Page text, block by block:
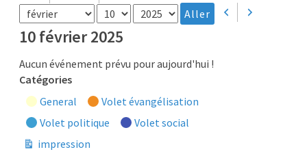
Mois
Jour Année Précédent
Suivant
10 février 2025
Aucun événement prévu pour aujourd'hui !
Catégories
General
Volet évangélisation
Volet politique
Volet social
Vue
impression